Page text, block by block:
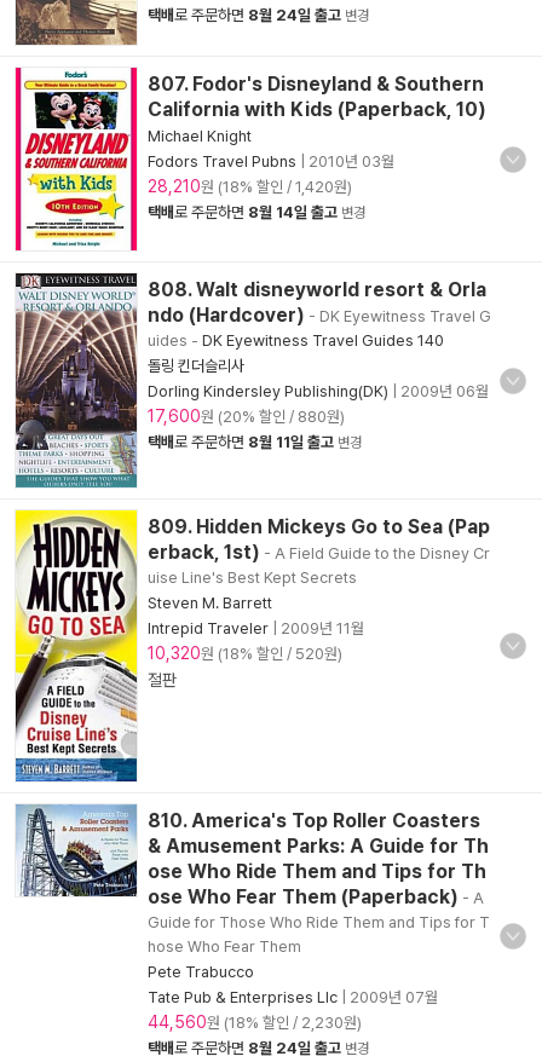
택배로 주문하면 8월 24일 출고 변경
807. Fodor's Disneyland & Southern
California with Kids (Paperback, 10)
Michael Knight
Fodors Travel Pubns
2010년 03월
28,210원 (18% 할인 / 1,420원)
택배로 주문하면 8월 14일 출고 변경
808. Walt disneyworld resort & Orla
ndo (Hardcover) - DK Eyewitness Travel G
uides - DK Eyewitness Travel Guides 140
돌링 킨더슬리사
Dorling Kindersley Publishing(DK)
2009년 06월
17,600원 (20% 할인 / 880원)
택배로 주문하면 8월 11일 출고 변경
809. Hidden Mickeys Go to Sea (Pap
erback, 1st) - A Field Guide to the Disney Cr
uise Line's Best Kept Secrets
Steven M. Barrett
Intrepid Traveler
2009년 11월
10,320원 (18% 할인 / 520원)
절판
810. America's Top Roller Coasters
& Amusement Parks: A Guide for Th
ose Who Ride Them and Tips for Th
ose Who Fear Them (Paperback) - A
Guide for Those Who Ride Them and Tips for T
hose Who Fear Them
Pete Trabucco
Tate Pub & Enterprises Llc
2009년 07월
44,560원 (18% 할인 / 2,230원)
택배로 주문하면 8월 24일 출고 변경